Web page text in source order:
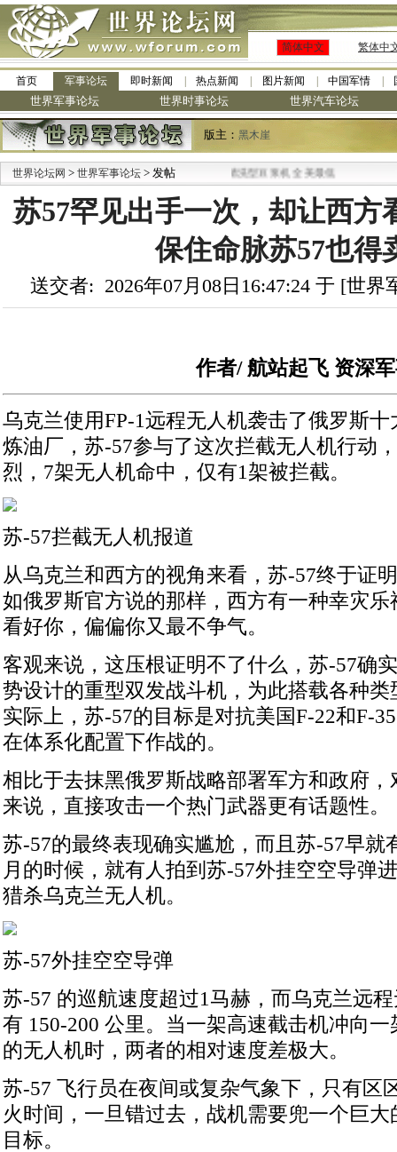
简体中文 繁体中
首页 军事论坛 即时新闻 热点新闻 图片新闻 中国军情
世界军事论坛 世界时事论坛 世界汽车论坛
版主： 黑木崖
世界论坛网 > 世界军事论坛 > 发帖
·九阳全新免清洗型豆浆机 全美最低
苏57罕见出手一次，却让西方
保住命脉苏57也得
送交者: 2026年07月08日16:47:24 于 [世
作者/ 航站起飞 资深
乌克兰使用FP-1远程无人机袭击了俄罗斯
炼油厂，苏-57参与了这次拦截无人机行动
烈，7架无人机命中，仅有1架被拦截。
苏-57拦截无人机报道
从乌克兰和西方的视角来看，苏-57终于证
如俄罗斯官方说的那样，西方有一种幸灾
看好你，偏偏你又最不争气。
客观来说，这压根证明不了什么，苏-57确
势设计的重型双发战斗机，为此搭载各种
实际上，苏-57的目标是对抗美国F-22和F-
在体系化配置下作战的。
相比于去抹黑俄罗斯战略部署军方和政府
来说，直接攻击一个热门武器更有话题性。
苏-57的最终表现确实尴尬，而且苏-57早就
月的时候，就有人拍到苏-57外挂空空导弹
猎杀乌克兰无人机。
苏-57外挂空空导弹
苏-57 的巡航速度超过1马赫，而乌克兰远
有 150-200 公里。当一架高速截击机冲向一
的无人机时，两者的相对速度差极大。
苏-57 飞行员在夜间或复杂气象下，只有区
火时间，一旦错过去，战机需要兜一个巨
目标。